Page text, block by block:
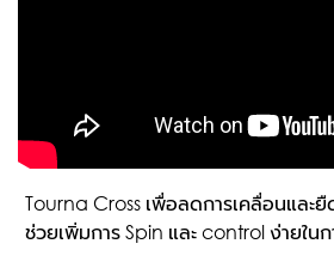
Tourna Cross เพื่อลดการเคลื่อนและ
ช่วยเพิ่มการ Spin และ control ง่ายใน